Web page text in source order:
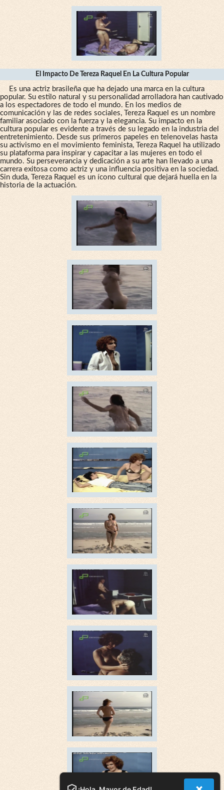
El Impacto De Tereza Raquel En La Cultura Popular
Es una actriz brasileña que ha dejado una marca en la cultura
popular. Su estilo natural y su personalidad arrolladora han cautivado
a los espectadores de todo el mundo. En los medios de
comunicación y las de redes sociales, Tereza Raquel es un nombre
familiar asociado con la fuerza y la elegancia. Su impacto en la
cultura popular es evidente a través de su legado en la industria del
entretenimiento. Desde sus primeros papeles en telenovelas hasta
su activismo en el movimiento feminista, Tereza Raquel ha utilizado
su plataforma para inspirar y capacitar a las mujeres en todo el
mundo. Su perseverancia y dedicación a su arte han llevado a una
carrera exitosa como actriz y una influencia positiva en la sociedad.
Sin duda, Tereza Raquel es un ícono cultural que dejará huella en la
historia de la actuación.